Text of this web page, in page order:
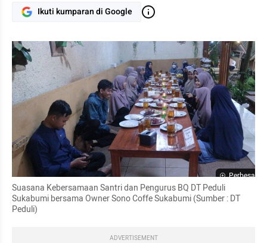
Ikuti kumparan di Google
Perbesar
Suasana Kebersamaan Santri dan Pengurus BQ DT Peduli
Sukabumi bersama Owner Sono Coffe Sukabumi (Sumber : DT
Peduli)
ADVERTISEMENT